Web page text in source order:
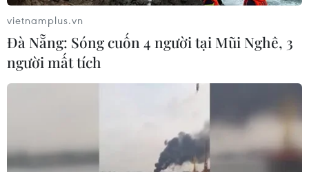
không vui?
08/08/2026 03:37
Ông Kim Sang-sik trăn trở gì về
vietnamplus.vn
Đà Nẵng: Sóng cuốn 4 người tại Mũi Nghê, 3
người mất tích